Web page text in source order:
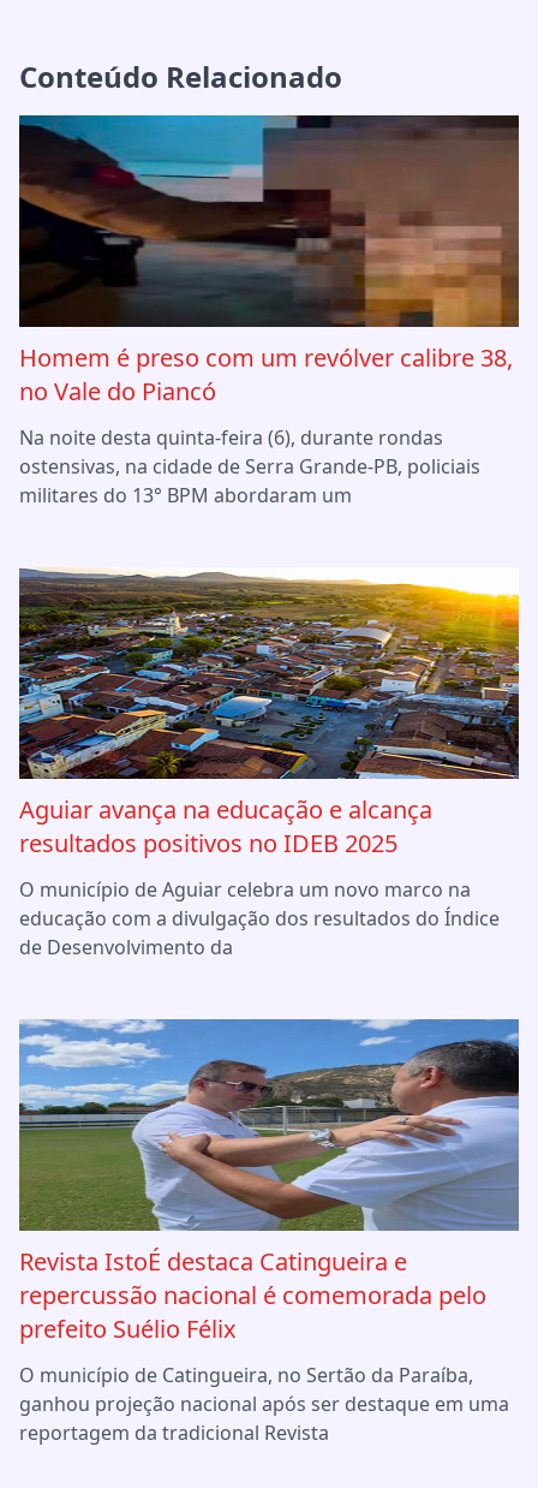
Conteúdo Relacionado
Homem é preso com um revólver calibre 38,
no Vale do Piancó
Na noite desta quinta-feira (6), durante rondas
ostensivas, na cidade de Serra Grande-PB, policiais
militares do 13° BPM abordaram um
Aguiar avança na educação e alcança
resultados positivos no IDEB 2025
O município de Aguiar celebra um novo marco na
educação com a divulgação dos resultados do Índice
de Desenvolvimento da
Revista IstoÉ destaca Catingueira e
repercussão nacional é comemorada pelo
prefeito Suélio Félix
O município de Catingueira, no Sertão da Paraíba,
ganhou projeção nacional após ser destaque em uma
reportagem da tradicional Revista